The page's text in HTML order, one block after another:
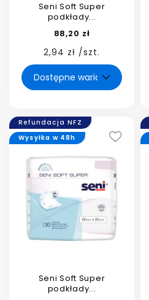
Seni Soft Super
podkłady...
88,20 zł
2,94 zł /szt.
Refundacja NFZ
Seni Soft Super
podkłady...
Wysyłka w 48h